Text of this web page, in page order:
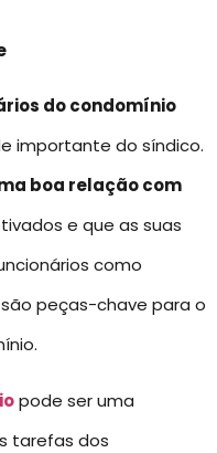
do condomínio
importante do síndico.
boa relação com
e que as suas
como
peças-chave para o
pode ser uma
tarefas dos